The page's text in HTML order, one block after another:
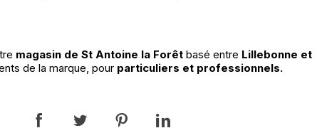
magasin de St Antoine la Forêt basé entre Lillebonne et
de la marque, pour particuliers et professionnels.